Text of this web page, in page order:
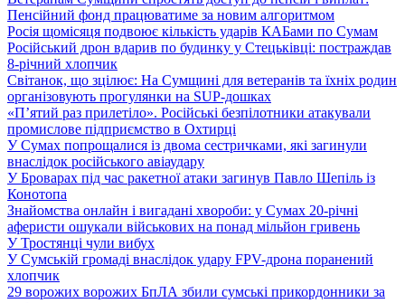
Пенсійний фонд працюватиме за новим алгоритмом
Росія щомісяця подвоює кількість ударів КАБами по Сумам
Російський дрон вдарив по будинку у Стецьківці: постраждав
8-річний хлопчик
Світанок, що зцілює: На Сумщині для ветеранів та їхніх родин
організовують прогулянки на SUP-дошках
«П’ятий раз прилетіло». Російські безпілотники атакували
промислове підприємство в Охтирці
У Сумах попрощалися із двома сестричками, які загинули
внаслідок російського авіаудару
У Броварах під час ракетної атаки загинув Павло Шепіль із
Конотопа
Знайомства онлайн і вигадані хвороби: у Сумах 20-річні
аферисти ошукали військових на понад мільйон гривень
У Тростянці чули вибух
У Сумській громаді внаслідок удару FPV-дрона поранений
хлопчик
29 ворожих ворожих БпЛА збили сумські прикордонники за